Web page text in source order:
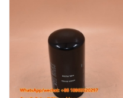
Yuchai-Motor.